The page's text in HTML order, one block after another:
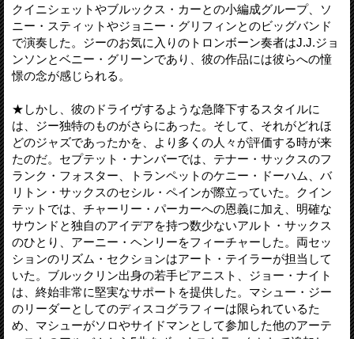
クイニシェットやブルックス・カーとの小編成グループ、ソ
ニー・スティットやジョニー・グリフィンとのビッグバンド
で演奏した。ジーのお気に入りのトロンボーン奏者はJ.J.ジョ
ンソンとベニー・グリーンであり、彼の作品には彼らへの憧
憬の念が感じられる。
★しかし、彼のドライヴするような急降下するスタイルに
は、ジー独特のものがさらにあった。そして、それがどれほ
どのジャズであったかを、より多くの人々が評価する時が来
たのだ。セプテット・ナンバーでは、テナー・サックスのフ
ランク・フォスター、トランペットのケニー・ドーハム、バ
リトン・サックスのセシル・ペインが際立っていた。クイン
テットでは、チャーリー・パーカーへの恩義に加え、明確な
サウンドと独自のアイデアを持つ数少ないアルト・サックス
のひとり、アーニー・ヘンリーをフィーチャーした。両セッ
ションのリズム・セクションはアート・テイラーが担当して
いた。ブルックリン出身の若手ピアニスト、ジョー・ナイト
は、終始非常に堅実なサポートを提供した。マシュー・ジー
のリーダーとしてのディスコグラフィーは限られているた
め、マシューがソロやサイドマンとして参加した他のアーテ